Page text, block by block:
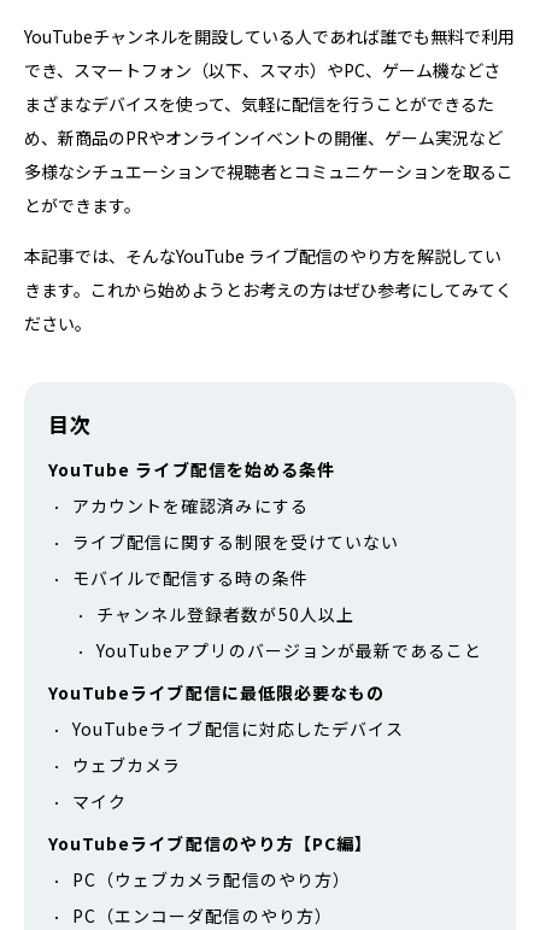
YouTubeチャンネルを開設している人であれば誰でも無料で利用
でき、スマートフォン（以下、スマホ）やPC、ゲーム機などさ
まざまなデバイスを使って、気軽に配信を行うことができるた
め、新商品のPRやオンラインイベントの開催、ゲーム実況など
多様なシチュエーションで視聴者とコミュニケーションを取るこ
とができます。
本記事では、そんなYouTube ライブ配信のやり方を解説してい
きます。これから始めようとお考えの方はぜひ参考にしてみてく
ださい。
目次
YouTube ライブ配信を始める条件
アカウントを確認済みにする
ライブ配信に関する制限を受けていない
モバイルで配信する時の条件
チャンネル登録者数が50人以上
YouTubeアプリのバージョンが最新であること
YouTubeライブ配信に最低限必要なもの
YouTubeライブ配信に対応したデバイス
ウェブカメラ
マイク
YouTubeライブ配信のやり方【PC編】
PC（ウェブカメラ配信のやり方）
PC（エンコーダ配信のやり方）